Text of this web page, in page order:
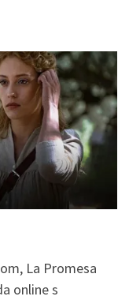
La Promesa
online s